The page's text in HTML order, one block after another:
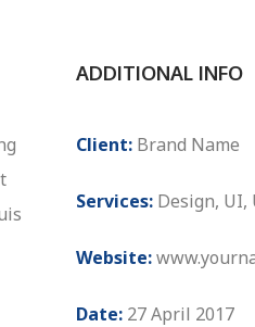
ADDITIONAL INFO
Client: Brand Name
Services: Design, UI,
Website:
Date: 27 April 2017